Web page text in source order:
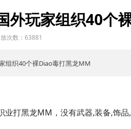
外玩家组织40个
次数：63881
组织40个裸Diao毒打黑龙MM
业打黑龙MM，没有武器,装备,饰